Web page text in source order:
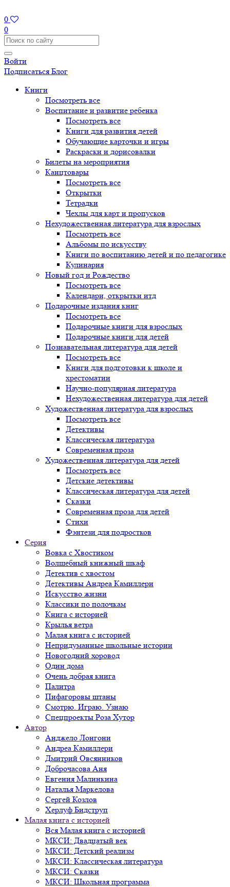
0
0
Войти
Подписаться Блог
Книги
Посмотреть все
Воспитание и развитие ребенка
Посмотреть все
Книги для развития детей
Обучающие карточки и игры
Раскраски и дорисовалки
Билеты на мероприятия
Канцтовары
Посмотреть все
Открытки
Тетрадки
Чехлы для карт и пропусков
Нехудожественная литература для взрослых
Посмотреть все
Альбомы по искусству
Книги по воспитанию детей и по педагогике
Кулинария
Новый год и Рождество
Посмотреть все
Календари, открытки итд
Подарочные издания книг
Посмотреть все
Подарочные книги для взрослых
Подарочные книги для детей
Познавательная литература для детей
Посмотреть все
Книги для подготовки к школе и
хрестоматии
Научно-популярная литература
Нехудожественная литература для детей
Художественная литература для взрослых
Посмотреть все
Детективы
Классическая литература
Современная проза
Художественная литература для детей
Посмотреть все
Детские детективы
Классическая литература для детей
Сказки
Современная проза для детей
Стихи
Фэнтези для подростков
Серия
Вовка с Хвостиком
Волшебный книжный шкаф
Детектив с хвостом
Детективы Андреа Камиллери
Искусство жизни
Классики по полочкам
Книга с историей
Крылья ветра
Малая книга с историей
Непридуманные школьные истории
Новогодний хоровод
Один дома
Очень добрая книга
Палитра
Пифагоровы штаны
Смотрю. Играю. Узнаю
Спецпроекты Роза Хутор
Автор
Анджело Лонгони
Андреа Камиллери
Дмитрий Овсянников
Доброчасова Аня
Евгения Малинкина
Наталья Маркелова
Сергей Козлов
Херлуф Бидструп
Малая книга с историей
Вся Малая книга с историей
МКСИ: Двадцатый век
МКСИ: Детский реализм
МКСИ: Классическая литература
МКСИ: Сказки
МКСИ: Школьная программа